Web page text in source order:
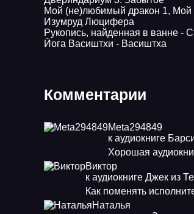
Мой (не)любимый дракон 1,
Изумруд Люцифера
Рукопись, найденная в ванне -
Йога Васиштхи - Васиштха
Комментарии
Meta294849
к аудиокниге
Хорошая
Виктор
к аудиокниге Джек из
Как поменять
Наталья